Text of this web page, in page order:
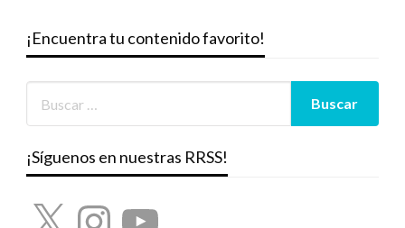
¡Encuentra tu contenido favorito!
¡Síguenos en nuestras RRSS!
X InstagramYouTube